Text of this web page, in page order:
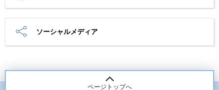
ソーシャルメディア
ページトップへ